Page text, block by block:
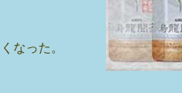
なった。